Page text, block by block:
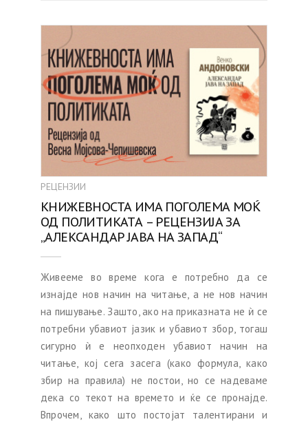
РЕЦЕНЗИИ
КНИЖЕВНОСТА ИМА ПОГОЛЕМА МОЌ
ОД ПОЛИТИКАТА – РЕЦЕНЗИЈА ЗА
„АЛЕКСАНДАР ЈАВА НА ЗАПАД“
Живееме во време кога е потребно да се
изнајде нов начин на читање, а не нов начин
на пишување. Зашто, ако на приказната не ѝ се
потребни убавиот јазик и убавиот збор, тогаш
сигурно ѝ е неопходен убавиот начин на
читање, кој сега засега (како формула, како
збир на правила) не постои, но се надеваме
дека со текот на времето и ќе се пронајде.
Впрочем, како што постојат талентирани и